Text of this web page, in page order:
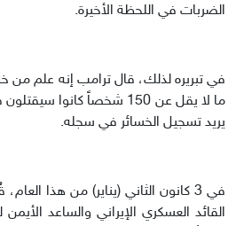
الضربات في اللحظة الأخيرة.
في تبريره لذلك، قال ترامب إنه علم من
ما لا يقل عن 150 شخصاً
يريد تسجيل الخسائر في سجله.
في 3 كانون الثاني (يناير) من هذا
القائد العسكري الإيراني والساعد